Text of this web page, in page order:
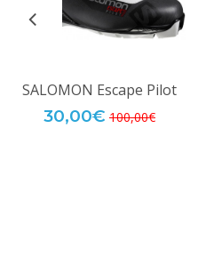
SALOMON Escape Pilot
30,00€ 100,00€